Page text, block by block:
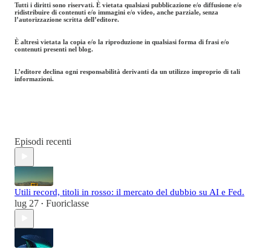
Tutti i diritti sono riservati. È vietata qualsiasi pubblicazione e/o diffusione e/o
ridistribuire di contenuti e/o immagini e/o video, anche parziale, senza
l’autorizzazione scritta dell’editore.
È altresì vietata la copia e/o la riproduzione in qualsiasi forma di frasi e/o
contenuti presenti nel blog.
L’editore declina ogni responsabilità derivanti da un utilizzo improprio di tali
informazioni.
Episodi recenti
Utili record, titoli in rosso: il mercato del dubbio su AI e Fed.
lug 27 • Fuoriclasse